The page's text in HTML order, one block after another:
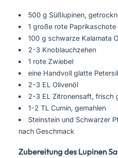
500 g Süßlupinen,
1 große rote Paprikaschote
100 g schwarze Kalamata
2-3 Knoblauchzehen
1 rote Zwiebel
eine Handvoll glatte
2-3 EL Olivenöl
2-3 EL Zitronensaft, frisch
1-2 TL Cumin, gemahlen
Steinstein und Schwarzer
nach Geschmack
Zubereitung des Lupinen